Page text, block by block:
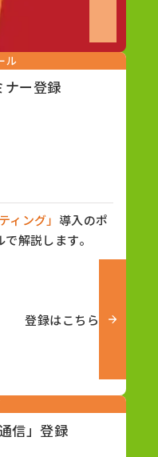
ル
ナー登録
ィング」 導入のポ
解説します。
登録はこちら
信」登録